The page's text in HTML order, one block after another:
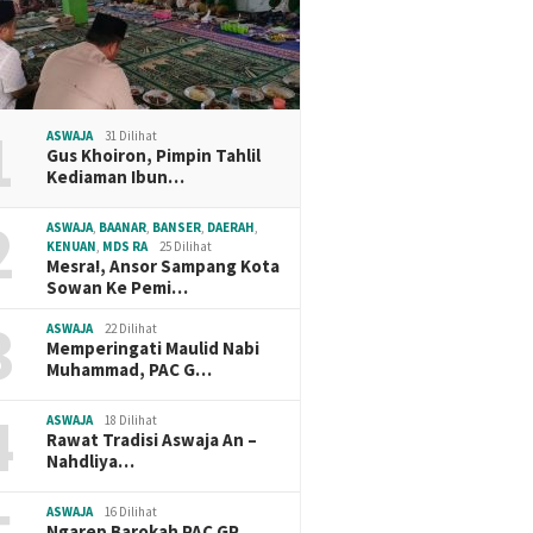
ASWAJA 31 Dilihat
Gus Khoiron, Pimpin Tahlil
Kediaman Ibun…
ASWAJA, BAANAR, BANSER, DAERAH,
KENUAN, MDS RA 25 Dilihat
Mesra!, Ansor Sampang Kota
Sowan Ke Pemi…
ASWAJA 22 Dilihat
Memperingati Maulid Nabi
Muhammad, PAC G…
ASWAJA 18 Dilihat
Rawat Tradisi Aswaja An –
Nahdliya…
ASWAJA 16 Dilihat